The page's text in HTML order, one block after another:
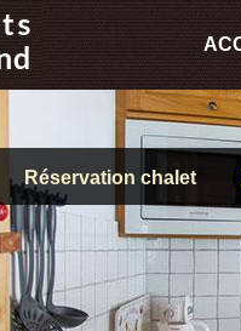
Réservation chalet